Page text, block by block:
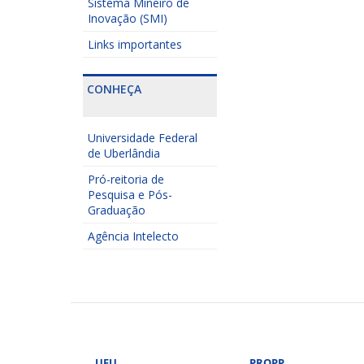
Inovação (SMI)
Links importantes
CONHEÇA
Universidade Federal
de Uberlândia
Pró-reitoria de
Pesquisa e Pós-
Graduação
Agência Intelecto